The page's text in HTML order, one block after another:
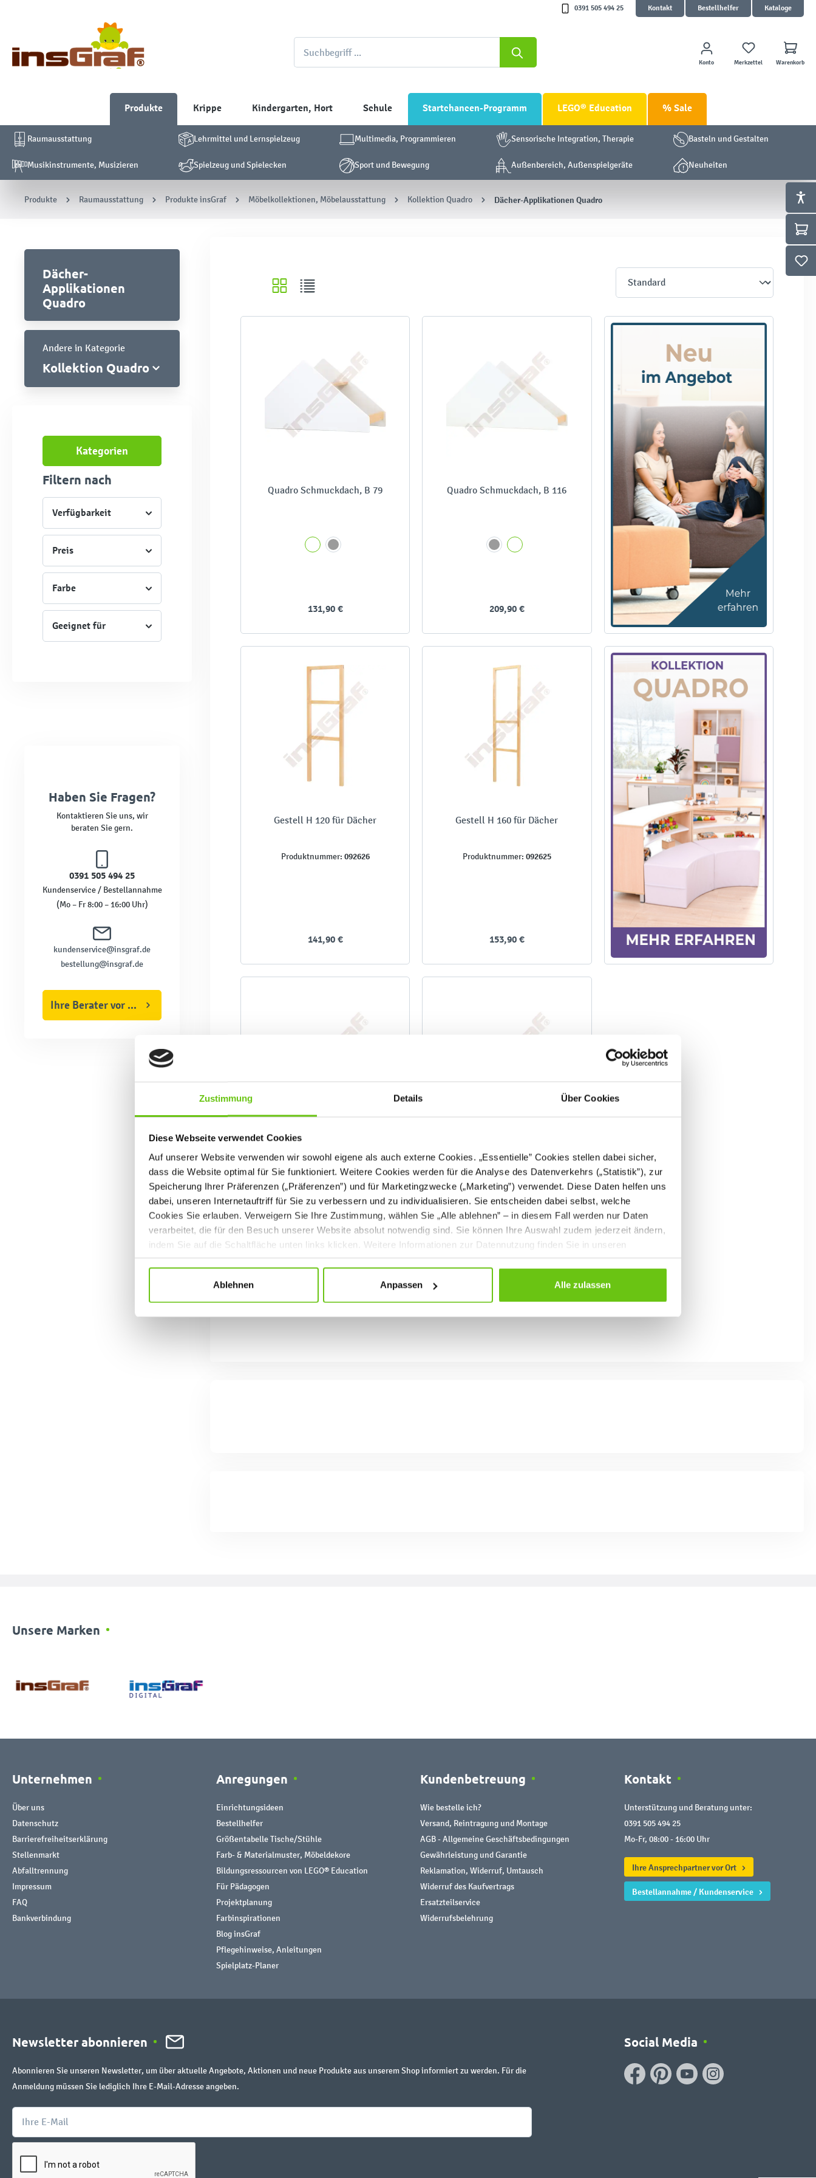
Zustimmung Details Über Cookies
Diese Webseite verwendet Cookies
Auf unserer Website verwenden wir sowohl eigene als auch externe Cookies. „Essentielle” Cookies stellen dabei sicher,
dass die Website optimal für Sie funktioniert. Weitere Cookies werden für die Analyse des Datenverkehrs („Statistik”), zur
Speicherung Ihrer Präferenzen („Präferenzen”) und für Marketingzwecke („Marketing”) verwendet. Diese Daten helfen uns
dabei, unseren Internetauftriff für Sie zu verbessern und zu individualisieren. Sie entscheiden dabei selbst, welche
Cookies Sie erlauben. Verweigern Sie Ihre Zustimmung, wählen Sie „Alle ablehnen” – in diesem Fall werden nur Daten
verarbeitet, die für den Besuch unserer Website absolut notwendig sind. Sie können Ihre Auswahl zudem jederzeit ändern,
indem Sie auf die Schaltfläche unten links klicken. Weitere Informationen zur Datennutzung finden Sie in unseren
Datenschutzrichtlinien.
Ablehnen Anpassen Alle zulassen
0391 505 494 25 Kontakt Bestellhelfer Kataloge
Konto Merkzettel Warenkorb
Produkte Krippe Kindergarten, Hort Schule Startchancen-Programm LEGO® Education % Sale
Raumausstattung Lehrmittel und Lernspielzeug Multimedia, Programmieren Sensorische Integration, Therapie Basteln und Gestalten
Musikinstrumente, Musizieren Spielzeug und Spielecken Sport und Bewegung Außenbereich, Außenspielgeräte Neuheiten
Produkte Raumausstattung Produkte insGraf Möbelkollektionen, Möbelausstattung Kollektion Quadro Dächer-Applikationen Quadro
Dächer-
Applikationen
Quadro
Andere in Kategorie
Kollektion Quadro
Kategorien
Filtern nach
Verfügbarkeit
Preis
Farbe
Geeignet für
Haben Sie Fragen?
Kontaktieren Sie uns, wir
beraten Sie gern.
0391 505 494 25
Kundenservice / Bestellannahme
(Mo – Fr 8:00 – 16:00 Uhr)
kundenservice@insgraf.de
bestellung@insgraf.de
Ihre Berater vor Ort
Quadro Schmuckdach, B 79
131,90 €
Quadro Schmuckdach, B 116
209,90 €
Gestell H 120 für Dächer
Produktnummer: 092626
141,90 €
Gestell H 160 für Dächer
Produktnummer: 092625
153,90 €
Quadro - Regalbrett, B 116
Produktnummer:092237
49,00 €
Quadro - Regalbrett, B 79
Produktnummer:092911
39,00 €
Unsere Marken
Unternehmen
Über uns
Datenschutz
Barrierefreiheitserklärung
Stellenmarkt
Abfalltrennung
Impressum
FAQ
Bankverbindung
Anregungen
Einrichtungsideen
Bestellhelfer
Größentabelle Tische/Stühle
Farb- & Materialmuster, Möbeldekore
Bildungsressourcen von LEGO® Education
Für Pädagogen
Projektplanung
Farbinspirationen
Blog insGraf
Pflegehinweise, Anleitungen
Spielplatz-Planer
Kundenbetreuung
Wie bestelle ich?
Versand, Reintragung und Montage
AGB - Allgemeine Geschäftsbedingungen
Gewährleistung und Garantie
Reklamation, Widerruf, Umtausch
Widerruf des Kaufvertrags
Ersatzteilservice
Widerrufsbelehrung
Kontakt
Unterstützung und Beratung unter:
0391 505 494 25
Mo-Fr, 08:00 - 16:00 Uhr
Ihre Ansprechpartner vor Ort
Bestellannahme / Kundenservice
Newsletter abonnieren
Abonnieren Sie unseren Newsletter, um über aktuelle Angebote, Aktionen und neue Produkte aus unserem Shop informiert zu werden. Für die
Anmeldung müssen Sie lediglich Ihre E-Mail-Adresse angeben.
Social Media